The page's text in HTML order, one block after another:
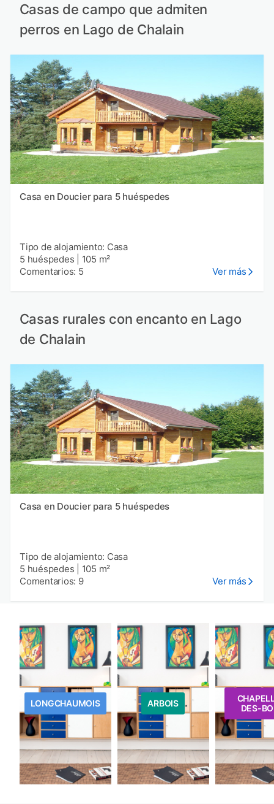
Casas de campo que admiten
perros en Lago de Chalain
Casa en Doucier para 5 huéspedes
Tipo de alojamiento: Casa
5 huéspedes
105 m²
Comentarios: 5
Ver más
Casas rurales con encanto en Lago
de Chalain
Casa en Doucier para 5 huéspedes
Tipo de alojamiento: Casa
5 huéspedes
105 m²
Comentarios: 9
Ver más
LONGCHAUMOIS ARBOIS
DES-